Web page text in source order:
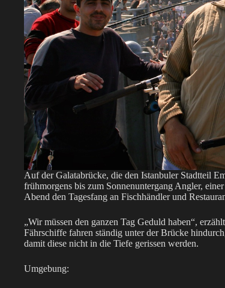
Auf der Galatabrücke, die den Istanbuler Stadtteil
frühmorgens bis zum Sonnenuntergang Angler,
Abend den Tagesfang an Fischhändler und
„Wir müssen den ganzen Tag Geduld haben“,
Fährschiffe fahren ständig unter der Brücke
damit diese nicht in die Tiefe gerissen werden.
Umgebung: